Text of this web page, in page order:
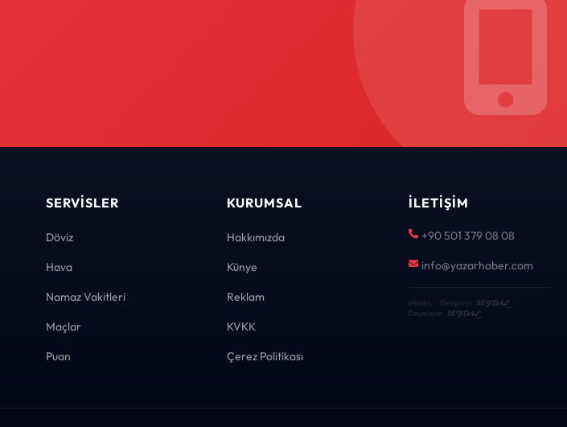
SERVISLER
Döviz
Hava
Namaz Vakitleri
Maçlar
Puan
KURUMSAL
Hakkımızda
Künye
Reklam
KVKK
Çerez Politikası
İLETIŞIM
+90 501 379 08 08
info@yazarhaber.com
eNews · Geliştirici KEYDAL·
Developer
KEYDAL